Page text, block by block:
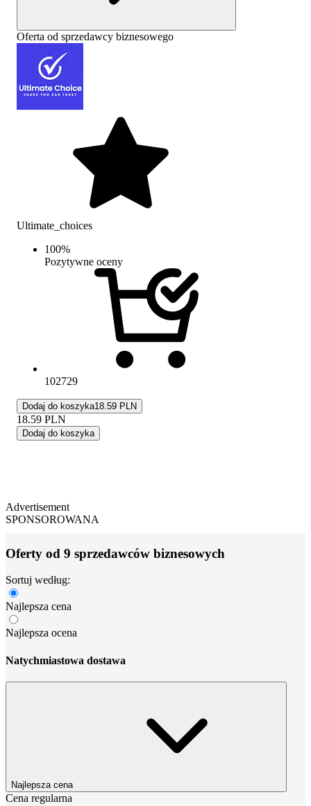
Oferta od sprzedawcy biznesowego
Ultimate_choices
100%
Pozytywne oceny
102729
Dodaj do koszyka18.59 PLN
18.59 PLN
Dodaj do koszyka
Advertisement
SPONSOROWANA
Oferty od 9 sprzedawców biznesowych
Sortuj według:
Najlepsza cena
Najlepsza ocena
Natychmiastowa dostawa
Najlepsza cena
Cena regularna